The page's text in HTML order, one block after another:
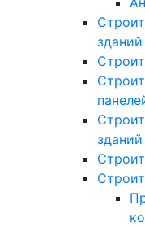
зданий
зданий